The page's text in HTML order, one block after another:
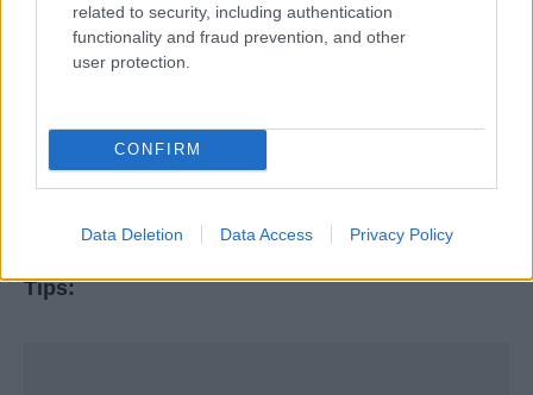
related to security, including authentication
functionality and fraud prevention, and other
user protection.
CONFIRM
Data Deletion Data Access Privacy Policy
αναμειχθούν καλά.
Βάλτε στην κατάψυξη για 3-4 ώρες να παγώσει
Tips: